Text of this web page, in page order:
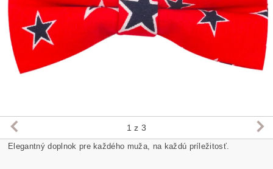
1 z 3
Elegantný doplnok pre každého muža, na každú príležitosť.